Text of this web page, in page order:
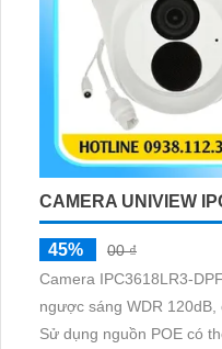
CAMERA UNIVIEW
45%
00 ₫
Camera IPC3618LR3-
ngược sáng WDR 120dB,
Sử dụng nguồn POE có